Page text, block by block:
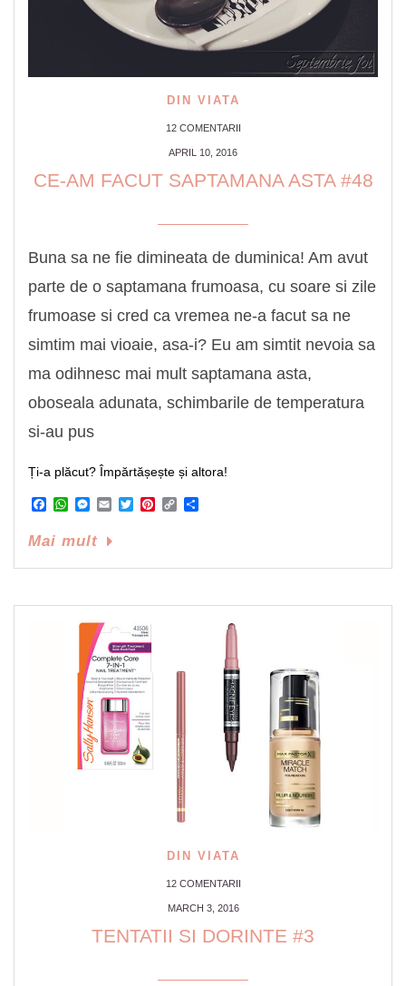
DIN VIATA
12 COMENTARII
APRIL 10, 2016
CE-AM FACUT SAPTAMANA ASTA #48
Buna sa ne fie dimineata de duminica! Am avut
parte de o saptamana frumoasa, cu soare si zile
frumoase si cred ca vremea ne-a facut sa ne
simtim mai vioaie, asa-i? Eu am simtit nevoia sa
ma odihnesc mai mult saptamana asta,
oboseala adunata, schimbarile de temperatura
si-au pus
Ți-a plăcut? Împărtășește și altora!
Facebook
WhatsApp
Messenger
EmailTwitterPinterest
Copy
Mai mult
DIN VIATA
12 COMENTARII
MARCH 3, 2016
TENTATII SI DORINTE #3